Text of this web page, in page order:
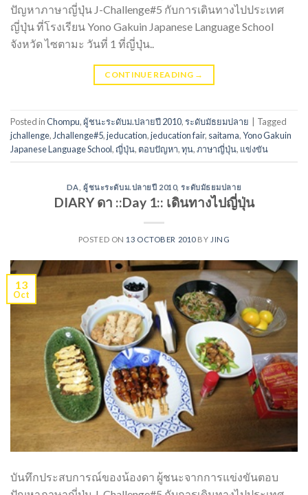
ปัญหาภาษาญี่ปุ่น J-Challenge#5 กับการเดินทางไปประเทศ
ญี่ปุ่น ที่โรงเรียน Yono Gakuin Japanese Language School
จังหวัด ไซตามะ วันที่ 1 ที่ญี่ปุ่น..
CONTINUE READING →
Posted inChompu,ผู้ชนะระดับม.ปลายปี 2010,ระดับมัธยมปลาย
Tagged
jchallenge, Jchallenge#5,jeducation,jeducation fair, saitama,Yono Gakuin
Japanese Language School,ญี่ปุ่น, ตอบปัญหา,ทุน,ภาษาญี่ปุ่น, แข่งขัน
DA ,ผู้ชนะระดับม.ปลายปี 2010,ระดับมัธยมปลาย
DIARY ดา ::Day 1:: เดินทางไปญี่ปุ่น
POSTED ON 13 OCTOBER 2010BY JING
13
Oct
บันทึกประสบการณ์ของน้องดา ผู้ชนะจากการแข่งขันตอบ